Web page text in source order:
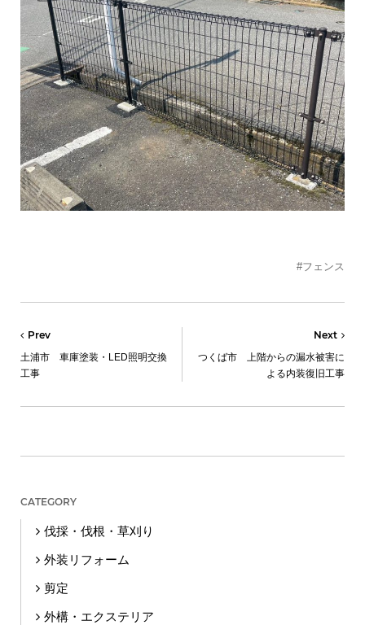
#フェンス
Prev
土浦市 車庫塗装・LED照明交換
工事
Next
つくば市 上階からの漏水被害に
よる内装復旧工事
CATEGORY
伐採・伐根・草刈り
外装リフォーム
剪定
外構・エクステリア